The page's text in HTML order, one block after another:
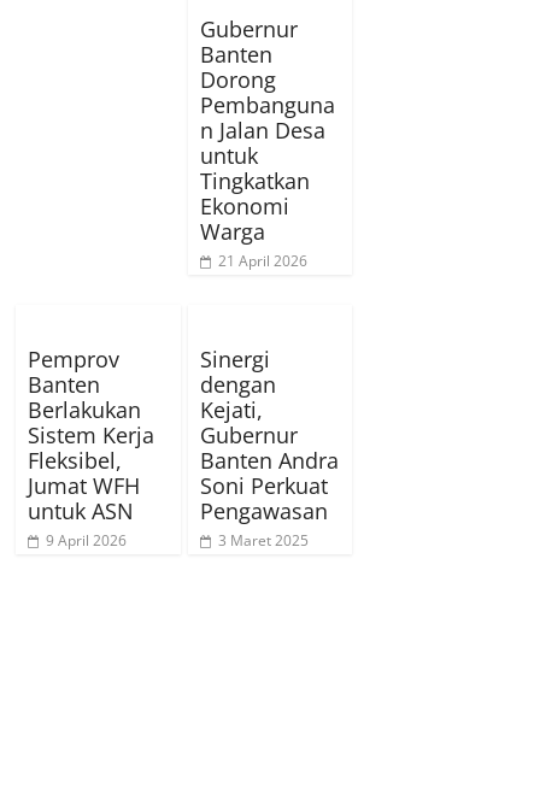
Gubernur
Banten
Dorong
Pembanguna
n Jalan Desa
untuk
Tingkatkan
Ekonomi
Warga
21 April 2026
Pemprov
Banten
Berlakukan
Sistem Kerja
Fleksibel,
Jumat WFH
untuk ASN
9 April 2026
Sinergi
dengan
Kejati,
Gubernur
Banten Andra
Soni Perkuat
Pengawasan
3 Maret 2025